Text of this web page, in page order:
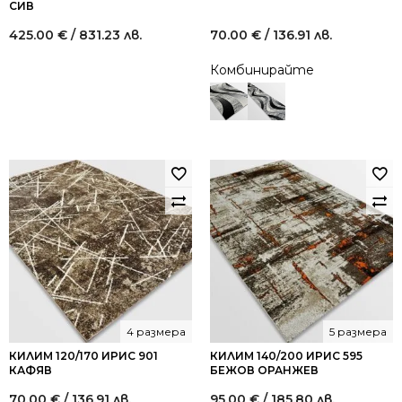
СИВ
425.00 € / 831.23 лв. 70.00 € / 136.91 лв.
Комбинирайте
КИЛИМ 120/170 ИРИС 901
КАФЯВ
4 размера
КИЛИМ 140/200 ИРИС 595
БЕЖОВ ОРАНЖЕВ
5 размера